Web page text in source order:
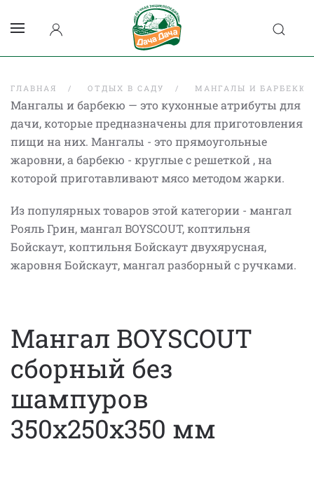
ГЛАВНАЯ ОТДЫХ В САДУ МАНГАЛЫ И БАРБЕКЮ
Мангалы и барбекю — это кухонные атрибуты для
дачи, которые предназначены для приготовления
пищи на них. Мангалы - это прямоугольные
жаровни, а барбекю - круглые с решеткой , на
которой приготавливают мясо методом жарки.
Из популярных товаров этой категории - мангал
Рояль Грин, мангал BOYSCOUT, коптильня
Бойскаут, коптильня Бойскаут двухярусная,
жаровня Бойскаут, мангал разборный с ручками.
Мангал BOYSCOUT
сборный без
шампуров
350х250х350 мм